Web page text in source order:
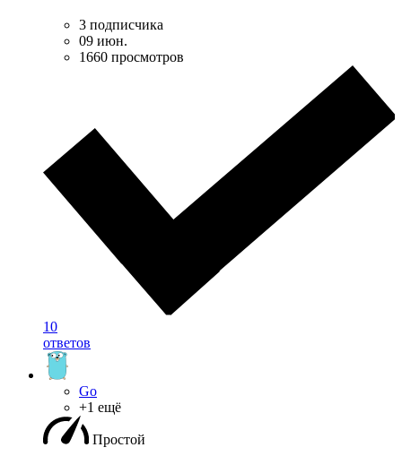
3 подписчика
09 июн.
1660 просмотров
10
ответов
Go
+1 ещё
Простой